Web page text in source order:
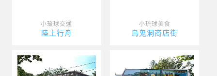
小琉球交通
陸上行舟
小琉球美食
烏鬼洞商店街